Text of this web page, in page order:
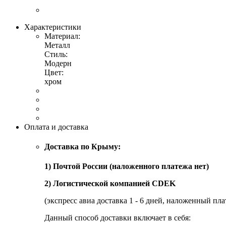
Характеристики
Материал:
Металл
Стиль:
Модерн
Цвет:
хром
Оплата и доставка
Доставка по Крыму:
1) Почтой России (наложенного платежа нет)
2) Логистической компанией CDEK
(экспресс авиа доставка 1 - 6 дней, наложенный
Данный способ доставки включает в себя: